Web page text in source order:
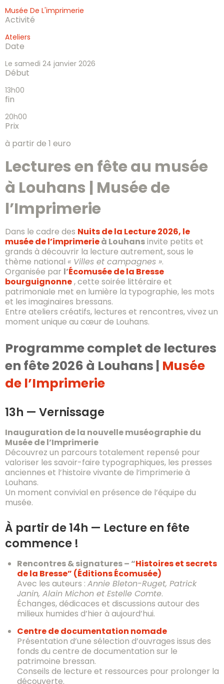
Musée De L'imprimerie
Activité
Ateliers
Date
Le samedi 24 janvier 2026
Début
13h00
fin
20h00
Prix
à partir de 1 euro
Lectures en fête au musée
à Louhans | Musée de
l’Imprimerie
Dans le cadre des Nuits de la Lecture 2026, le
musée de l’imprimerieà Louhansinvite petits et
grands à découvrir la lecture autrement, sous le
thème national « Villes et campagnes ».
Organisée par l’Écomusée de la Bresse
bourguignonne, cette soirée littéraire et
patrimoniale met en lumière la typographie, les mots
et les imaginaires bressans.
Entre ateliers créatifs, lectures et rencontres, vivez un
moment unique au cœur de Louhans.
Programme complet de lectures
en fête 2026 à Louhans | Musée
de l’Imprimerie
13h — Vernissage
Inauguration de la nouvelle muséographie du
Musée de l’Imprimerie
Découvrez un parcours totalement repensé pour
valoriser les savoir-faire typographiques, les presses
anciennes et l’histoire vivante de l’imprimerie à
Louhans.
Un moment convivial en présence de l’équipe du
musée.
À partir de 14h — Lecture en fête
commence !
Rencontres & signatures – “Histoires et secrets
de la Bresse” (Éditions Écomusée)
Avec les auteurs : Annie Bleton-Ruget, Patrick
Janin, Alain Michon et Estelle Comte.
Échanges, dédicaces et discussions autour des
milieux humides d’hier à aujourd’hui.
Centre de documentation nomade
Présentation d’une sélection d’ouvrages issus des
fonds du centre de documentation sur le
patrimoine bressan.
Conseils de lecture et ressources pour prolonger la
découverte.